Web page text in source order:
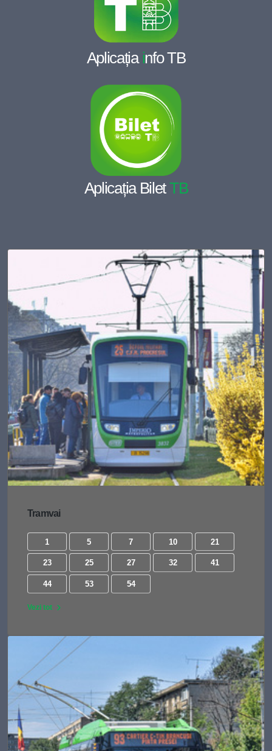
Aplicația info TB
Aplicația BiletTB
Tramvai
1 5 7 10 21
23 25 27 32 41
44 53 54
Vezi tot